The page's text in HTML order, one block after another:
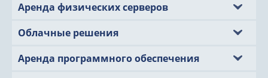
Аренда физических серверов
Облачные решения
Аренда программного обеспечения